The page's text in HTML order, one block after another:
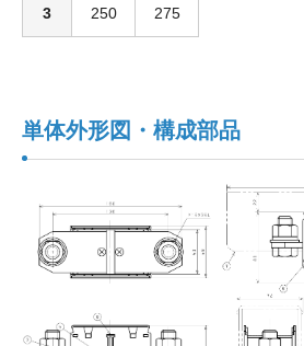
3 250 275
単体外形図・構成部品